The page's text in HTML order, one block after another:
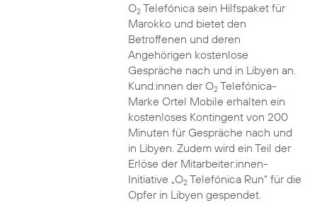
O2Telefónica sein Hilfspaket für
Marokko und bietet den
Betroffenen und deren
Angehörigen kostenlose
Gespräche nach und in Libyen an.
Kund:innen der O2Telefónica-
Marke Ortel Mobile erhalten ein
kostenloses Kontingent von 200
Minuten für Gespräche nach und
in Libyen. Zudem wird ein Teil der
Erlöse der Mitarbeiter:innen-
Initiative „O2Telefónica Run“ für die
Opfer in Libyen gespendet.